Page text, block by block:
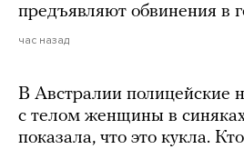
предъявляют обвинения в
час назад
В Австралии полицейские
с телом женщины в
показала, что это кукла.